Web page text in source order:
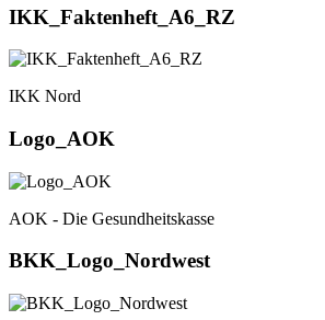
IKK_Faktenheft_A6_RZ
IKK Nord
Logo_AOK
AOK - Die Gesundheitskasse
BKK_Logo_Nordwest